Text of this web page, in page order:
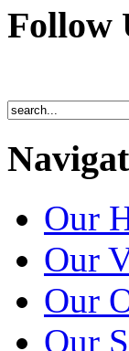
Follow
Our
Our
Our
Our